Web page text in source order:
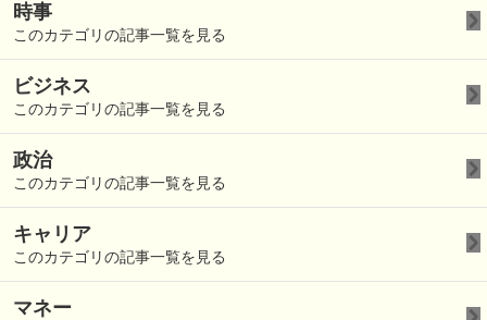
時事
このカテゴリの記事一覧を見る
ビジネス
このカテゴリの記事一覧を見る
政治
このカテゴリの記事一覧を見る
キャリア
このカテゴリの記事一覧を見る
マネー